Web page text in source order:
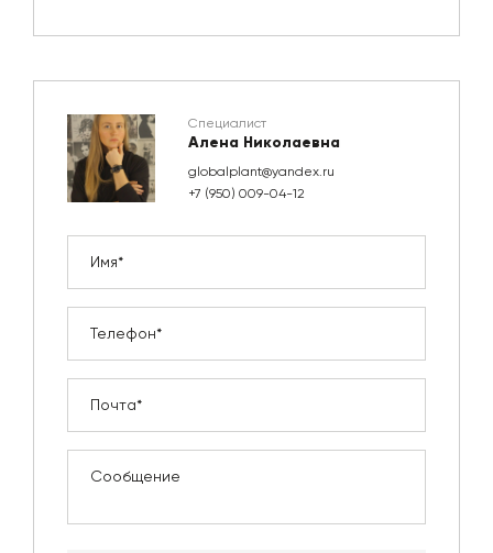
Специалист
Алена Николаевна
globalplant@yandex.ru
+7 (950) 009-04-12